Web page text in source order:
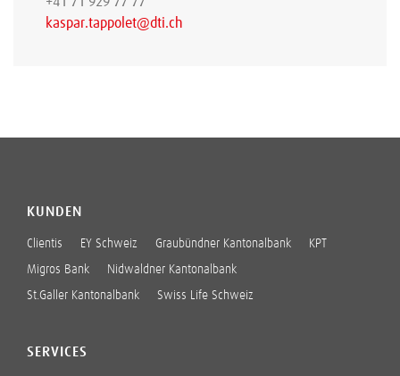
kaspar.tappolet@dti.ch
KUNDEN
Clientis EY Schweiz Graubündner Kantonalbank KPT
Migros Bank Nidwaldner Kantonalbank
St.Galler Kantonalbank Swiss Life Schweiz
SERVICES